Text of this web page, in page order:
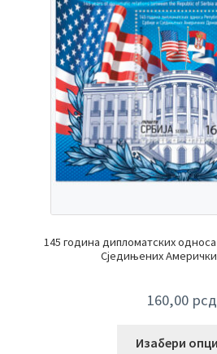
145 година дипломатских
Сједињених
160,00 рсд
Изабери